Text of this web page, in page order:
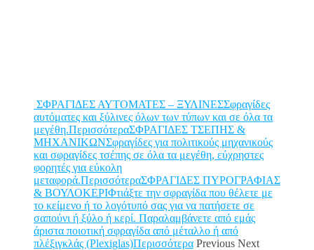
ΣΦΡΑΓΙΔΕΣ ΑΥΤΟΜΑΤΕΣ – ΞΥΛΙΝΕΣΣφραγίδες
αυτόματες και ξύλινες όλων των τύπων και σε όλα τα
μεγέθη.ΠερισσότεραΣΦΡΑΓΙΔΕΣ ΤΣΕΠΗΣ &
ΜΗΧΑΝΙΚΩΝΣφραγίδες για πολιτικούς μηχανικούς
και σφραγίδες τσέπης σε όλα τα μεγέθη, εύχρηστες
φορητές για εύκολη
μεταφορά.ΠερισσότεραΣΦΡΑΓΙΔΕΣ ΠΥΡΟΓΡΑΦΙΑΣ
& ΒΟΥΛΟΚΕΡΙΦτιάξτε την σφραγίδα που θέλετε με
το κείμενο ή το λογότυπό σας για να πατήσετε σε
σαπούνι ή ξύλο ή κερί. Παραλαμβάνετε από εμάς
άριστα ποιοτική σφραγίδα από μέταλλο ή από
πλέξιγκλάς (Plexiglas)Περισσότερα Previous Next